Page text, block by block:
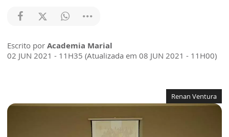
Escrito por Academia Marial
02 JUN 2021 - 11H35 (Atualizada em 08 JUN 2021 - 11H00)
Renan Ventura